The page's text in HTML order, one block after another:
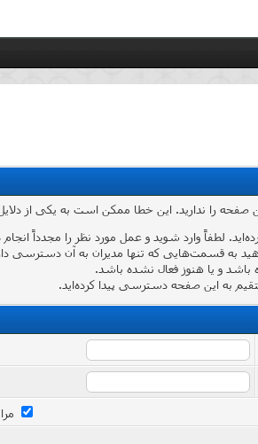
را ندارید. این خطا ممکن است به یکی از
لطفاً وارد شوید و عمل مورد نظر را مجدداً
به قسمت‌هایی که تنها مدیران به آن دسترسی
و یا هنوز فعال نشده باشد.
به این صفحه دسترسی پیدا کرده‌اید.